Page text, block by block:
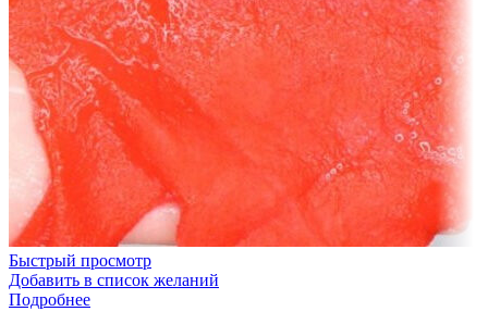
Быстрый просмотр
Добавить в список желаний
Подробнее